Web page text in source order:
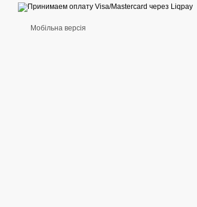
Мобільна версія